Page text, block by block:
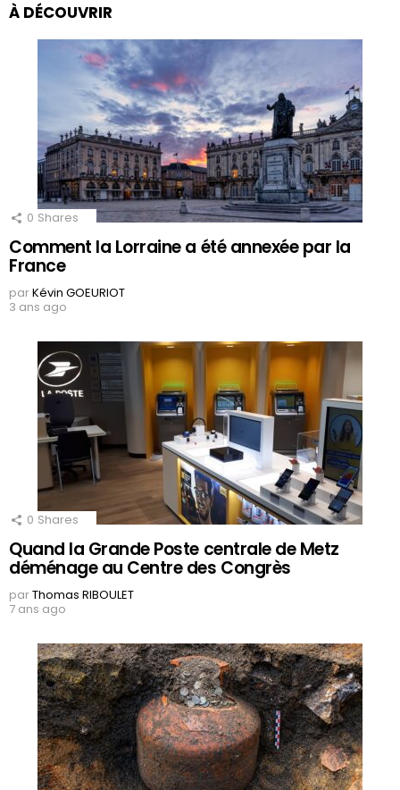
À DÉCOUVRIR
0 Shares
Comment la Lorraine a été annexée par la
France
parKévin GOEURIOT
3 ans ago
0 Shares
Quand la Grande Poste centrale de Metz
déménage au Centre des Congrès
parThomas RIBOULET
7 ans ago